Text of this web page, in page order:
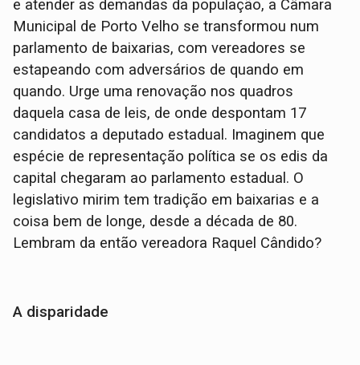
e atender as demandas da população, a Câmara
Municipal de Porto Velho se transformou num
parlamento de baixarias, com vereadores se
estapeando com adversários de quando em
quando. Urge uma renovação nos quadros
daquela casa de leis, de onde despontam 17
candidatos a deputado estadual. Imaginem que
espécie de representação política se os edis da
capital chegaram ao parlamento estadual. O
legislativo mirim tem tradição em baixarias e a
coisa bem de longe, desde a década de 80.
Lembram da então vereadora Raquel Cândido?
A disparidade